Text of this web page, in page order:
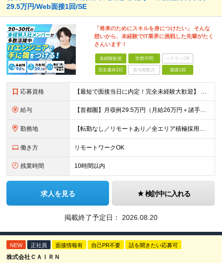
29.5万円/Web面接1回/SE
「将来のためにスキルを身につけたい」 そんな
想いから、未経験でIT業界に挑戦した先輩がたく
さんいます！
未経験歓迎 学歴不問 ベテランOK
完全週休2日 賞与複数月 面接1回
応募資格 【最短で面接当日に内定！完全未経験大歓迎】 ・業種／職種未経験歓迎 ・社会人デビュー、第二新卒、既卒者大歓迎 ・学歴不問（文系、理系不問） ・20代～30代、男女問わず活躍中 ・服装、髪色自由 ・明確
給与 【首都圏】月収例29.5万円（月給26万円＋諸手当） 【東海・関西】月収例28.5万円（月給25万円＋諸手当） 【九州】月収例26万円（月給23万円＋諸手当） ※経験・スキル・前職給与を踏まえ、総合
勤務地 【転勤なし／リモートあり／全エリア積極採用中】 ・大手企業のプロジェクトが中心 ・勤務エリアは希望を考慮し決定 ・研修はリモートメインで実施します ・U&Iターンの方も大歓迎◎ ＜主なエリア＞ ■首
働き方 リモートワークOK
残業時間 10時間以内
求人を見る 検討中に入れる
掲載終了予定日： 2026.08.20
NEW 正社員 面接情報有 自己PR不要 話を聞きたい応募可
株式会社ＣＡＩＲＮ